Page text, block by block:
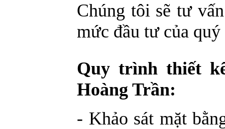
Chúng tôi sẽ tư
mức đầu tư của quý
Quy trình thiết
Hoàng Trần:
- Khảo sát mặt